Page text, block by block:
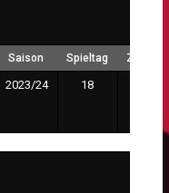
Saison Spieltag
2023/24 18